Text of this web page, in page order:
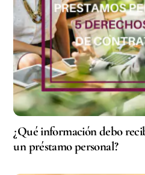
¿Qué información debo
un préstamo personal?